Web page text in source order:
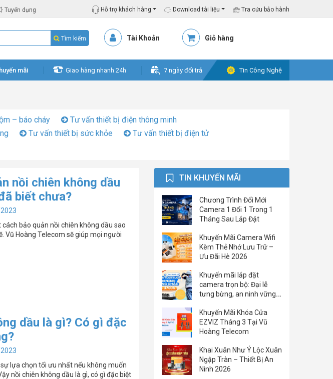
Tuyển dụng Hỗ trợ khách hàng Download tài liệu Tra cứu bảo hành
Tìm kiếm Tài Khoản Giỏ hàng
mãi Giao hàng nhanh 24h 7 ngày đổi trả Tin Công Nghệ
– báo cháy
Tư vấn thiết bị điện thông minh
Tư vấn thiết bị sức khỏe
Tư vấn thiết bị điện tử
nồi chiên không dầu
biết chưa?
cách bảo quản nồi chiên không dầu sao
Vũ Hoàng Telecom sẽ giúp mọi người
dầu là gì? Có gì đặc
lựa chọn tối ưu nhất nếu không muốn
nồi chiên không dầu là gì, có gì đặc biệt
TIN KHUYẾN MÃI
Chương Trình Đổi Mới
Camera 1 Đổi 1 Trong 1
Tháng Sau Lắp Đặt
Khuyến Mãi Camera Wifi
Kèm Thẻ Nhớ Lưu Trữ –
Ưu Đãi Hè 2026
Khuyến mãi lắp đặt
camera trọn bộ: Đại lễ
tưng bừng, an ninh vững
Khuyến Mãi Khóa Cửa
EZVIZ Tháng 3 Tại Vũ
Hoàng Telecom
Khai Xuân Như Ý Lộc Xuân
Ngập Tràn – Thiết Bị An
Ninh 2026